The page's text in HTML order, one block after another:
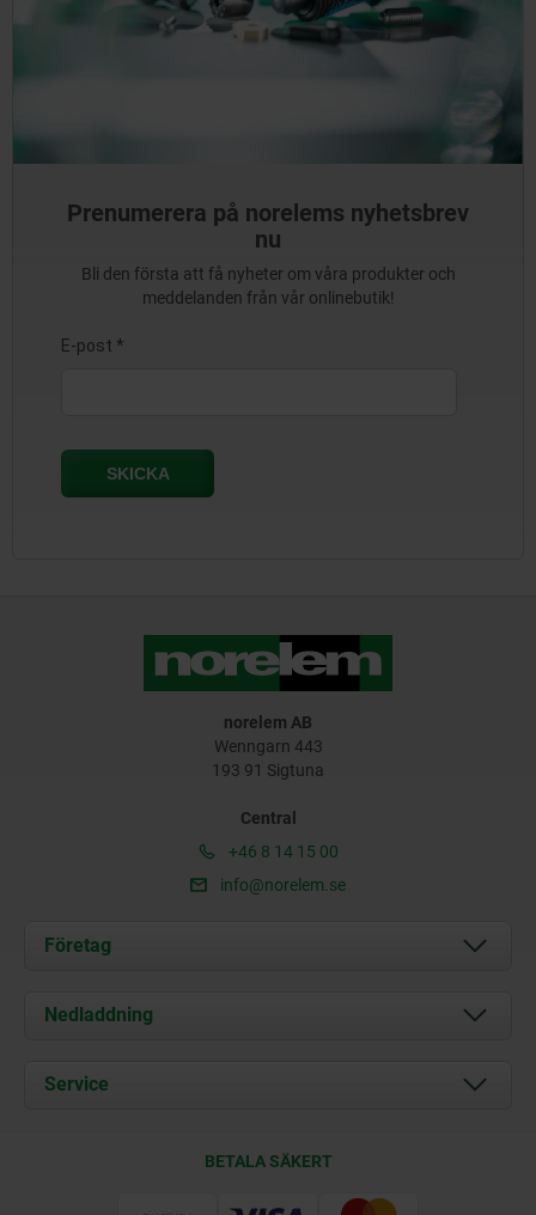
Prenumerera på norelems nyhetsbrev
nu
Bli den första att få nyheter om våra produkter och
meddelanden från vår onlinebutik!
norelem AB
Wenngarn 443
193 91 Sigtuna
Central
+46 8 14 15 00
info@norelem.se
Företag
Om oss
Kontakt
Nedladdning
Documents
Service
BETALA SÄKERT